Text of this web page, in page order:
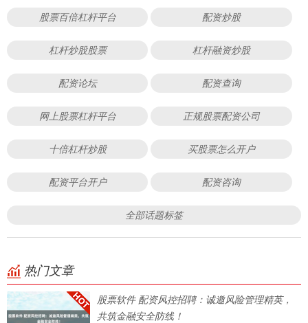
股票百倍杠杆平台 配资炒股
杠杆炒股股票 杠杆融资炒股
配资论坛 配资查询
网上股票杠杆平台 正规股票配资公司
十倍杠杆炒股 买股票怎么开户
配资平台开户 配资咨询
全部话题标签
热门文章
股票软件 配资风控招聘：诚邀风险管理精英，
共筑金融安全防线！